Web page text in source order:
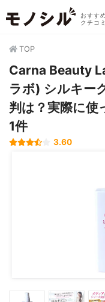
おすす
クチコ
TOP
Carna Beauty
ラボ) シルキー
判は？実際に使
1件
3.60